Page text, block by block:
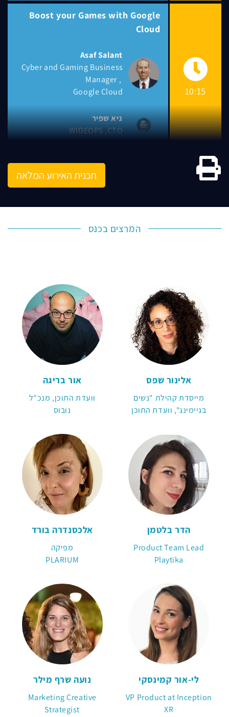
10:15
Boost your Games with Google
Cloud
Asaf Salant
Cyber and Gaming Business
Manager
Google Cloud
גיא שפיר
CTO
WIDEOPS
תכנית האירוע המלאה
המרצים בכנס
אלינור שפס
מייסדת קהילת "נשים
בגיימינג", וועדת התוכן
אור בריגה
וועדת התוכן, מנכ"ל
נובוס
הדר בלטמן
Product Team Lead
Playtika
אלכסנדרה בורד
מפיקה
PLARIUM
לי-אור קמינסקי
VP Product at Inception
XR
נועה שרף מילר
Marketing Creative
Strategist